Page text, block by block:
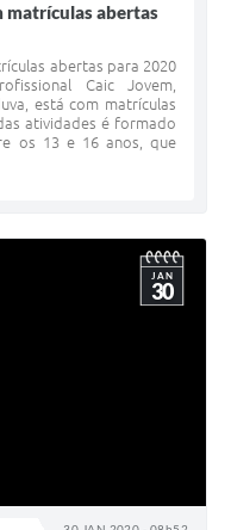
matrículas abertas
abertas para 2020
Caic Jovem,
está com matrículas
atividades é formado
os 13 e 16 anos, que
JAN
30